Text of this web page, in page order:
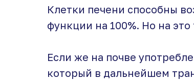
Клетки печени способны
функции на 100%. Но на
Если же на почве
который в дальнейшем